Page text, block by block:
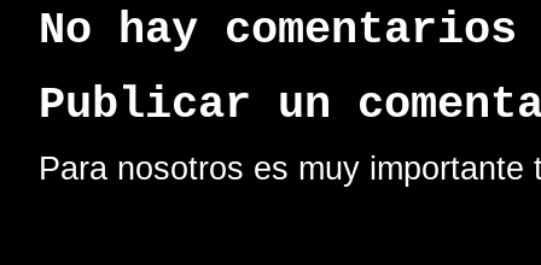
No hay
Publicar un
Para nosotros es muy